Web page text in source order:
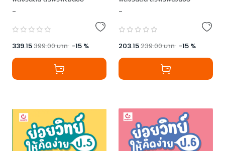
-
339.15399.00บาท -15 %
-
203.15239.00บาท -15 %